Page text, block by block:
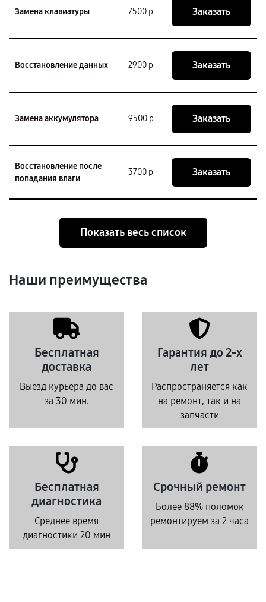
Замена клавиатуры 7500 р Заказать
Восстановление данных 2900 р Заказать
Замена аккумулятора 9500 р Заказать
Восстановление после
попадания влаги
3700 р Заказать
Показать весь список
Наши преимущества
Бесплатная
доставка
Выезд курьера до вас
за 30 мин.
Гарантия до 2-х
лет
Распространяется как
на ремонт, так и на
запчасти
Бесплатная
диагностика
Среднее время
диагностики 20 мин
Срочный ремонт
Более 88% поломок
ремонтируем за 2 часа